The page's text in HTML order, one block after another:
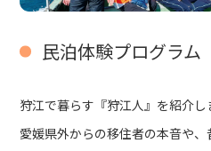
民泊体験プログラム
狩江で暮らす『狩江人』を紹介し
愛媛県外からの移住者の本音や